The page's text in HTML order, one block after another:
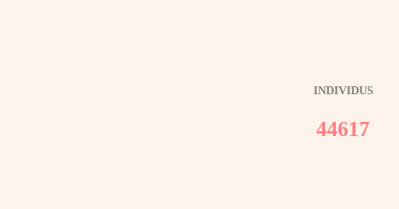
INDIVIDUS
44617